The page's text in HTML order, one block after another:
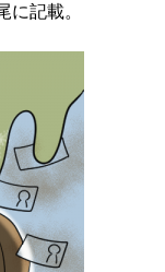
に記載。